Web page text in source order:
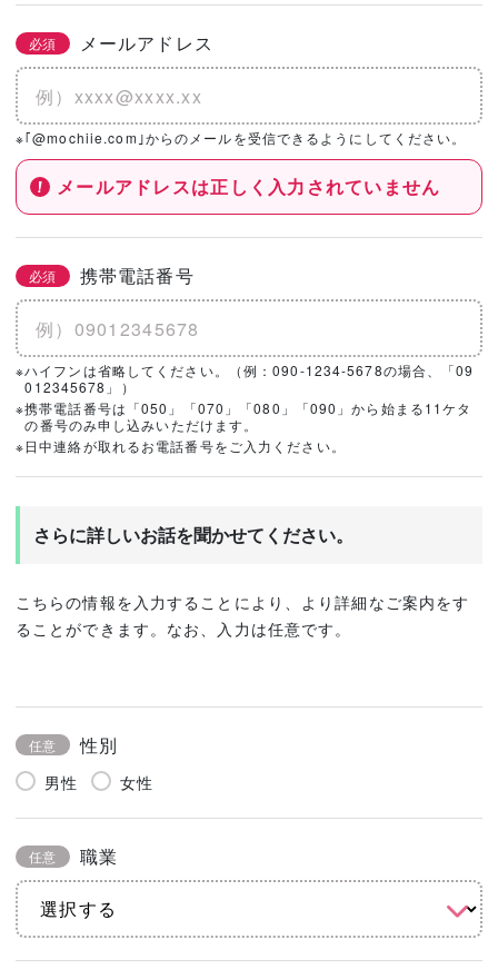
必須 メールアドレス
※｢@mochiie.com｣からのメールを受信できるようにしてください。
メールアドレスは正しく入力されていません
必須 携帯電話番号
※ハイフンは省略してください。（例：090-1234-5678の場合、「09
012345678」）
※携帯電話番号は「050」「070」「080」「090」から始まる11ケタ
の番号のみ申し込みいただけます。
※日中連絡が取れるお電話番号をご入力ください。
さらに詳しいお話を聞かせてください。
こちらの情報を入力することにより、より詳細なご案内をす
ることができます。なお、入力は任意です。
任意 性別
男性 女性
任意 職業